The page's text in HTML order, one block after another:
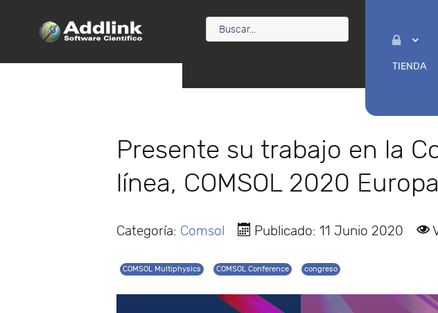
TIENDA
Presente su trabajo en la
línea, COMSOL 2020 Europa
Categoría: Comsol Publicado: 11 Junio 2020
COMSOL Multiphysics COMSOL Conference congreso